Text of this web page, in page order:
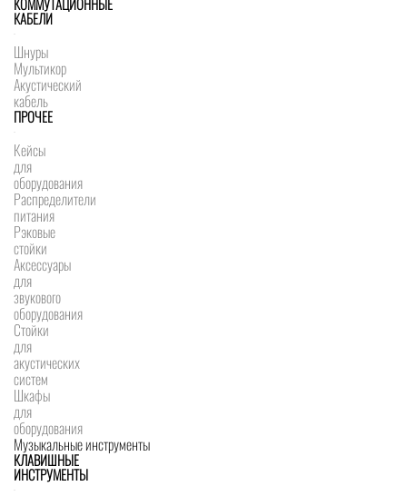
КАБЕЛИ
Шнуры
Мультикор
Акустический
кабель
ПРОЧЕЕ
Кейсы
для
оборудования
Распределители
питания
Рэковые
стойки
Аксессуары
для
звукового
оборудования
Стойки
для
акустических
систем
Шкафы
для
оборудования
Музыкальные инструменты
КЛАВИШНЫЕ
ИНСТРУМЕНТЫ